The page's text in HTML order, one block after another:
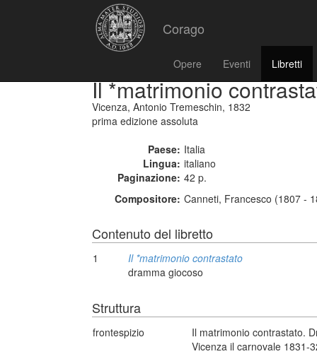
Corago
Opere Eventi Libretti
Il *matrimonio
Vicenza, Antonio Tremeschin, 1832
prima edizione assoluta
Paese: Italia
Lingua: italiano
Paginazione: 42 p.
Compositore: Canneti, Francesco (1807 -
Contenuto del libretto
1
Il *matrimonio contrastato
dramma giocoso
Struttura
frontespizio
Il matrimonio contrastato.
Vicenza il carnovale 1831-